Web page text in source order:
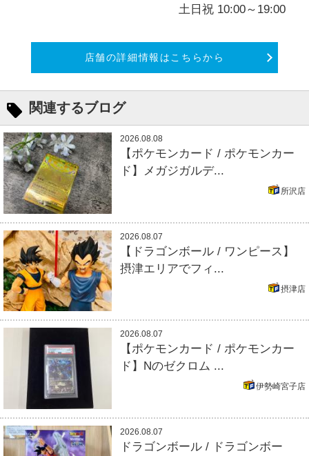
土日祝 10:00～19:00
店舗の詳細情報はこちらから
関連するブログ
2026.08.08
【ポケモンカード / ポケモンカー
ド】メガジガルデ...
所沢店
2026.08.07
【ドラゴンボール / ワンピース】
摂津エリアでフィ...
摂津店
2026.08.07
【ポケモンカード / ポケモンカー
ド】Nのゼクロム ...
伊勢崎宮子店
2026.08.07
ドラゴンボール / ドラゴンボー